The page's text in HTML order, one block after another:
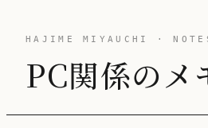
HAJIME MIYAUCHI ·
PC関係のメ